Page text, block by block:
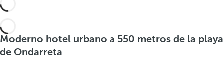
Moderno hotel urbano a 550 metros de la playa
de Ondarreta